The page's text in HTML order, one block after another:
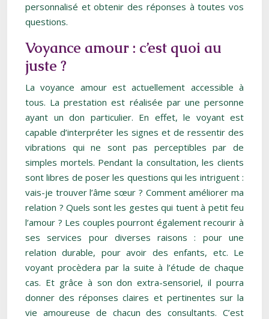
personnalisé et obtenir des réponses à toutes vos
questions.
Voyance amour : c’est quoi au
juste ?
La voyance amour est actuellement accessible à
tous. La prestation est réalisée par une personne
ayant un don particulier. En effet, le voyant est
capable d’interpréter les signes et de ressentir des
vibrations qui ne sont pas perceptibles par de
simples mortels. Pendant la consultation, les clients
sont libres de poser les questions qui les intriguent :
vais-je trouver l’âme sœur ? Comment améliorer ma
relation ? Quels sont les gestes qui tuent à petit feu
l’amour ? Les couples pourront également recourir à
ses services pour diverses raisons : pour une
relation durable, pour avoir des enfants, etc. Le
voyant procèdera par la suite à l’étude de chaque
cas. Et grâce à son don extra-sensoriel, il pourra
donner des réponses claires et pertinentes sur la
vie amoureuse de chacun des consultants. C’est